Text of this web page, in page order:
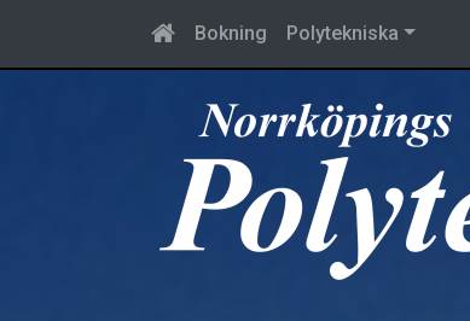
Bokning Polytekniska